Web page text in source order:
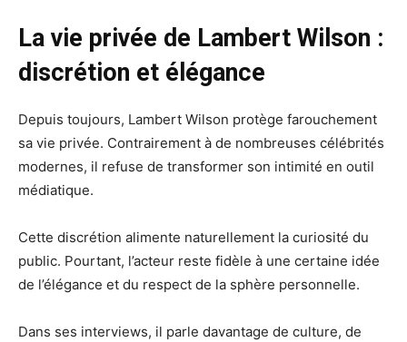
La vie privée de Lambert Wilson :
discrétion et élégance
Depuis toujours, Lambert Wilson protège farouchement
sa vie privée. Contrairement à de nombreuses célébrités
modernes, il refuse de transformer son intimité en outil
médiatique.
Cette discrétion alimente naturellement la curiosité du
public. Pourtant, l’acteur reste fidèle à une certaine idée
de l’élégance et du respect de la sphère personnelle.
Dans ses interviews, il parle davantage de culture, de